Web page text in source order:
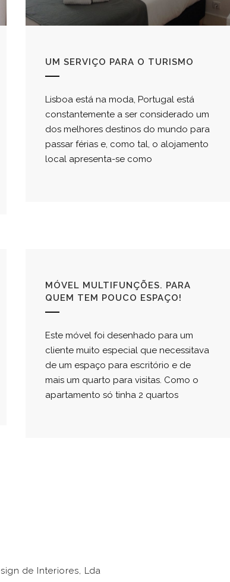
UM SERVIÇO PARA O TURISMO
Lisboa está na moda, Portugal está
constantemente a ser considerado um
dos melhores destinos do mundo para
passar férias e, como tal, o alojamento
local apresenta-se como
MÓVEL MULTIFUNÇÕES. PARA
QUEM TEM POUCO ESPAÇO!
Este móvel foi desenhado para um
cliente muito especial que necessitava
de um espaço para escritório e de
mais um quarto para visitas. Como o
apartamento só tinha 2 quartos
de Interiores, Lda